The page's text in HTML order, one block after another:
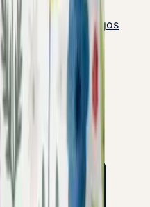
– Gama de trigos
materias primas